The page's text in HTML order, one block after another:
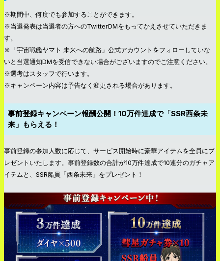
※期間中、何度でも参加することができます。
※当選発表は当選者の方へのTwitterDMをもってかえさせていただきま
す。
※「宇宙戦艦ヤマト 未来への航路」公式アカウントをフォローしていな
いと当選通知DMを受信できない場合がございますのでご注意ください。
※選考はスタッフで行います。
※キャンペーン内容は予告なく変更される場合があります。
事前登録キャンペーン報酬公開！10万件達成で「SSR西条未
来」もらえる！
事前登録の参加人数に応じて、サービス開始時に豪華アイテムを全員にプ
レゼントいたします。事前登録数の合計が10万件達成で10連分のガチャア
イテムと、SSR船員「西条未来」をプレゼント！